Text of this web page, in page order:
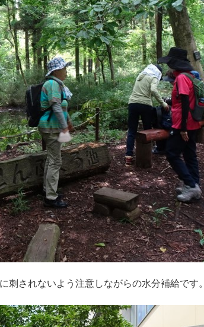
されないよう注意しながらの水分補給です。